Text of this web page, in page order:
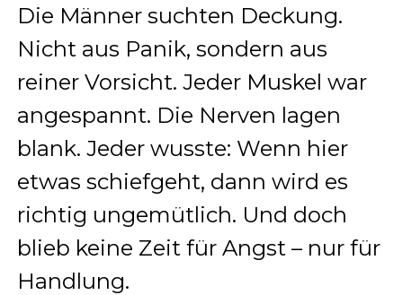
Die Männer suchten Deckung.
Nicht aus Panik, sondern aus
reiner Vorsicht. Jeder Muskel war
angespannt. Die Nerven lagen
blank. Jeder wusste: Wenn hier
etwas schiefgeht, dann wird es
richtig ungemütlich. Und doch
blieb keine Zeit für Angst – nur für
Handlung.